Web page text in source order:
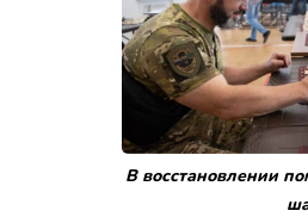
В восстановлении